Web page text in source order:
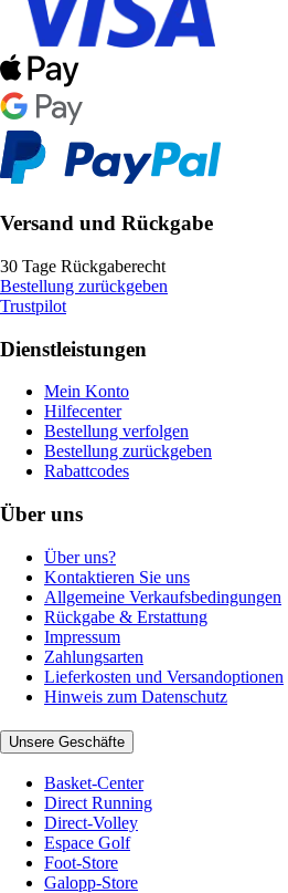
Versand und Rückgabe
30 Tage Rückgaberecht
Bestellung zurückgeben
Trustpilot
Dienstleistungen
Mein Konto
Hilfecenter
Bestellung verfolgen
Bestellung zurückgeben
Rabattcodes
Über uns
Über uns?
Kontaktieren Sie uns
Allgemeine Verkaufsbedingungen
Rückgabe & Erstattung
Impressum
Zahlungsarten
Lieferkosten und Versandoptionen
Hinweis zum Datenschutz
Unsere Geschäfte
Basket-Center
Direct Running
Direct-Volley
Espace Golf
Foot-Store
Galopp-Store